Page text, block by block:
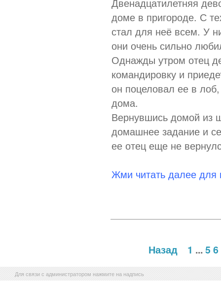
доме в пригороде. С
стал для неё всем. У
они очень сильно
Однажды утром отец
командировку и
он поцеловал ее в
дома.
Вернувшись домой из
домашнее задание и
ее отец еще не
Жми читать далее для
Назад 1 ...5 6
Для связи с администратором нажмите на надпись